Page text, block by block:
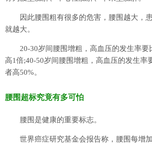
因此腰围粗有很多的危害，腰围越大，
就越大。
20-30岁间腰围增粗，高血压的发生率要
高1倍;40-50岁间腰围增粗，高血压的发生率
者高50%。
腰围超标究竟有多可怕
腰围是健康的重要标志。
世界癌症研究基金会报告称，腰围每增加